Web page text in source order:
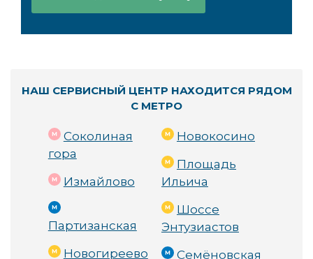
НАШ СЕРВИСНЫЙ ЦЕНТР НАХОДИТСЯ РЯДОМ
С МЕТРО
Соколиная
гора
Измайлово
Партизанская
Новогиреево
Новокосино
Площадь
Ильича
Шоссе
Энтузиастов
Семёновская